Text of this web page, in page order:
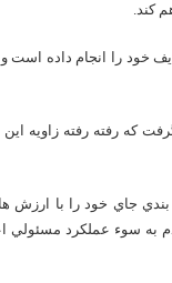
کند.
خود را انجام داده است
که رفته رفته زاويه
جاي خود را با ارزش
به سوء عملکرد مسئولي